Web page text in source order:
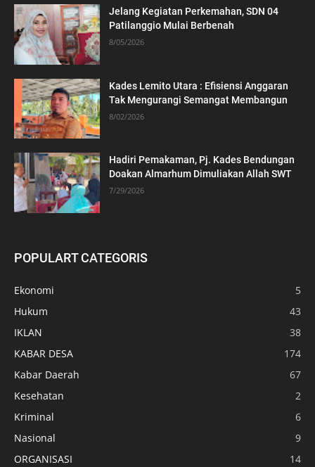
Jelang Kegiatan Perkemahan, SDN 04
Patilanggio Mulai Berbenah
8/05/2026
Kades Lemito Utara : Efisiensi Anggaran
Tak Mengurangi Semangat Membangun
8/02/2026
Hadiri Pemakaman, Pj. Kades Bendungan
Doakan Almarhum Dimuliakan Allah SWT
7/29/2026
POPULART CATEGORIS
Ekonomi
5
Hukum
43
IKLAN
38
KABAR DESA
174
Kabar Daerah
67
Kesehatan
2
Kriminal
6
Nasional
9
ORGANISASI
14